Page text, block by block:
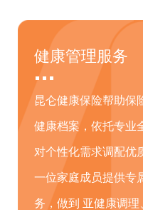
健康管理服务
昆仑健康保险帮助保
健康档案，依托专业
对个性化需求调配优
一位家庭成员提供专
务，做到 亚健康调理